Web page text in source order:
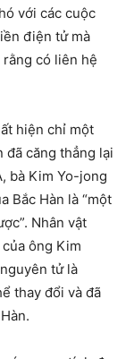
với các cuộc
điện tử mà
có liên hệ
hiện chỉ một
đã căng thẳng lại
bà Kim Yo-jong
Bắc Hàn là “một
Nhân vật
ông Kim
tử là
thay đổi và đã